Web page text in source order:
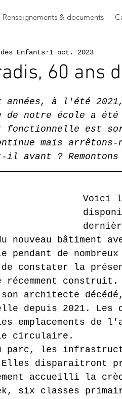
Renseignements & documents
60 ans
Enfants 1 oct. 2023
étoiles sur 5.
années, à l'été
de notre école a
fonctionnelle est
mais
il avant ?
Voici
nouveau bâtiment
pendant de
de constater la
récemment
à son architecte
depuis 2021.
emplacements
circulaire.
parc, les
disparaitront
accueilli la
six classes